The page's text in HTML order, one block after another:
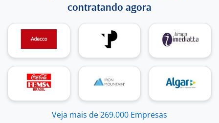
contratando agora
Veja mais de 269.000 Empresas